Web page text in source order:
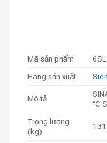
Mã sản phẩm
Hãng sản xuất
Mô tả
°C
Trọng lượng
(kg)